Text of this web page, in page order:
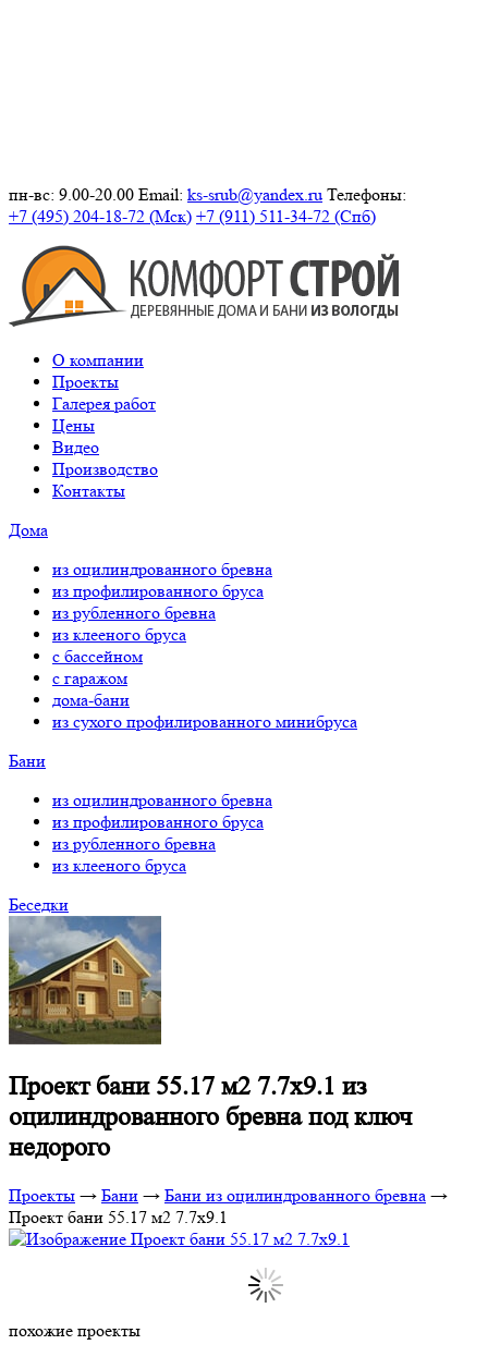
пн-вс: 9.00-20.00 Email: ks-srub@yandex.ru Телефоны:
+7 (495) 204-18-72 (Мск) +7 (911) 511-34-72 (Спб)
О компании
Проекты
Галерея работ
Цены
Видео
Производство
Контакты
Дома
из оцилиндрованного бревна
из профилированного бруса
из рубленного бревна
из клееного бруса
с бассейном
с гаражом
дома-бани
из сухого профилированного минибруса
Бани
из оцилиндрованного бревна
из профилированного бруса
из рубленного бревна
из клееного бруса
Беседки
Проект бани 55.17 м2 7.7х9.1 из
оцилиндрованного бревна под ключ
недорого
Проекты → Бани → Бани из оцилиндрованного бревна →
Проект бани 55.17 м2 7.7х9.1
похожие проекты